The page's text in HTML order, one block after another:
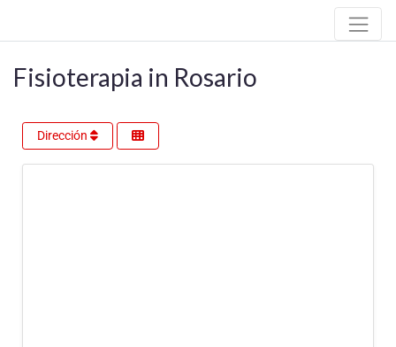
Fisioterapia in Rosario
Dirección